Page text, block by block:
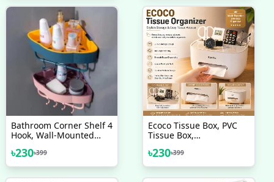
Bathroom Corner Shelf 4
Hook, Wall-Mounted
Triangle Storage Rack
৳230৳399
Ecoco Tissue Box, PVC
Tissue Box,
Holder, Remote Control,
Tissue Holder, Storage
৳230৳399